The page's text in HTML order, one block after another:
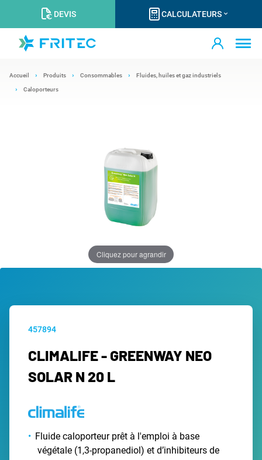
DEVIS CALCULATEURS
Accueil Produits Consommables Fluides, huiles et gaz industriels
Caloporteurs
Cliquez pour agrandir
457894
CLIMALIFE - GREENWAY NEO
SOLAR N 20 L
Fluide caloporteur prêt à l'emploi à base
végétale (1,3-propanediol) et d’inhibiteurs de